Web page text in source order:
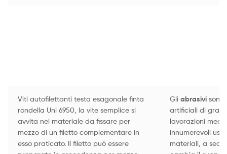
Viti autofilettanti testa esagonale finta
rondella Uni 6950, la vite semplice si
avvita nel materiale da fissare per
mezzo di un filetto complementare in
esso praticato. Il filetto può essere
Gli abrasivisono
artificiali di
lavorazioni
innumerevoli usi
materiali, a